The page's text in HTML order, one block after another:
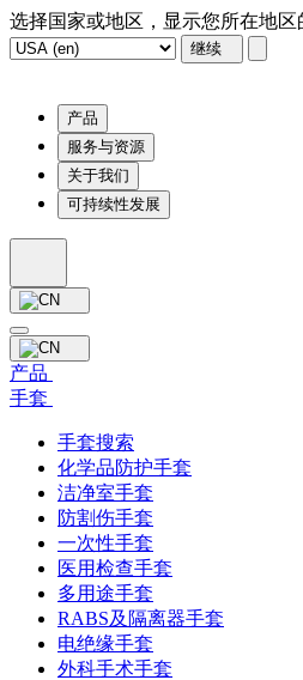
选择国家或地区，显示您所在地区
继续
产品
服务与资源
关于我们
可持续性发展
产品
手套
手套搜索
化学品防护手套
洁净室手套
防割伤手套
一次性手套
医用检查手套
多用途手套
RABS及隔离器手套
电绝缘手套
外科手术手套